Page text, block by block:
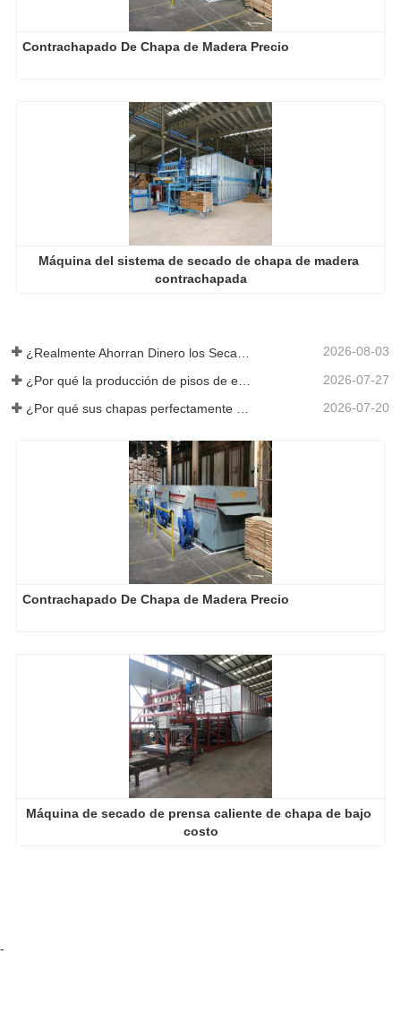
Contrachapado De Chapa de Madera Precio
Máquina del sistema de secado de chapa de madera
contrachapada
2026-08-03
2026-07-27
2026-07-20
Contrachapado De Chapa de Madera Precio
Máquina de secado de prensa caliente de chapa de bajo
costo
-